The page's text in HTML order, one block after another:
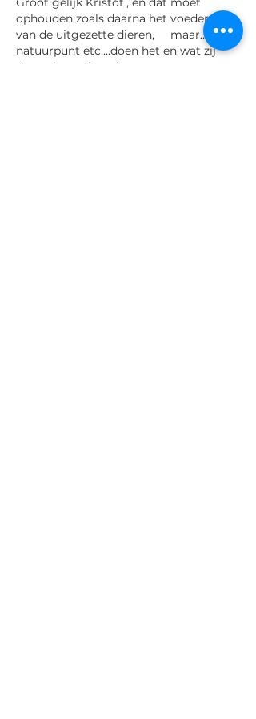
ophouden zoals daarna het voederen
van de uitgezette dieren,     maar...ook
natuurpunt etc....doen het en wat zij
doen , kan zeker niet .